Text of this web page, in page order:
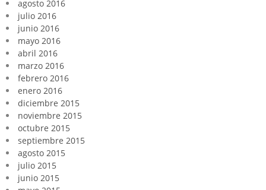
agosto 2016
julio 2016
junio 2016
mayo 2016
abril 2016
marzo 2016
febrero 2016
enero 2016
diciembre 2015
noviembre 2015
octubre 2015
septiembre 2015
agosto 2015
julio 2015
junio 2015